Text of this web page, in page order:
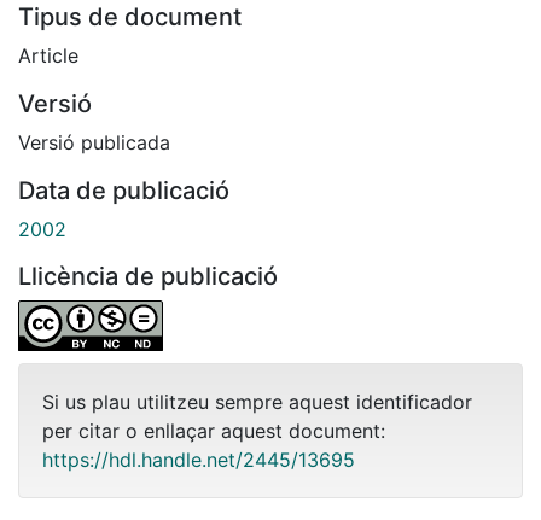
Tipus de document
Article
Versió
Versió publicada
Data de publicació
2002
Llicència de publicació
Si us plau utilitzeu sempre aquest identificador
per citar o enllaçar aquest document:
https://hdl.handle.net/2445/13695